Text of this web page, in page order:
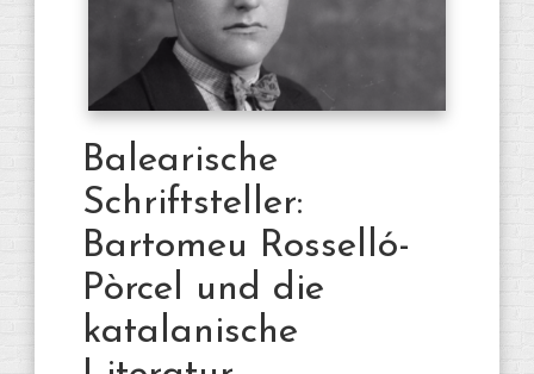
Balearische
Schriftsteller:
Bartomeu Rosselló-
Pòrcel und die
katalanische